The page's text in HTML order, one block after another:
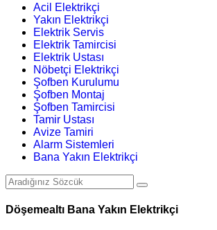
Acil Elektrikçi
Yakın Elektrikçi
Elektrik Servis
Elektrik Tamircisi
Elektrik Ustası
Nöbetçi Elektrikçi
Şofben Kurulumu
Şofben Montaj
Şofben Tamircisi
Tamir Ustası
Avize Tamiri
Alarm Sistemleri
Bana Yakın Elektrikçi
Döşemealtı Bana Yakın Elektrikçi